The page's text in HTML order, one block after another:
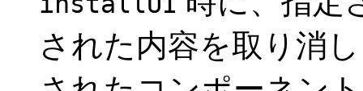
された内容を取り消